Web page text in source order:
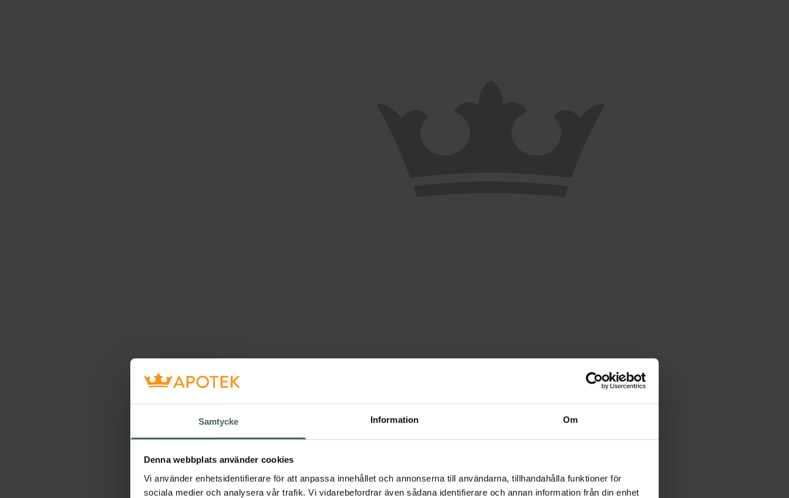
Samtycke Information Om
Denna webbplats använder cookies
Vi använder enhetsidentifierare för att anpassa innehållet och annonserna till användarna, tillhandahålla funktioner för
sociala medier och analysera vår trafik. Vi vidarebefordrar även sådana identifierare och annan information från din enhet